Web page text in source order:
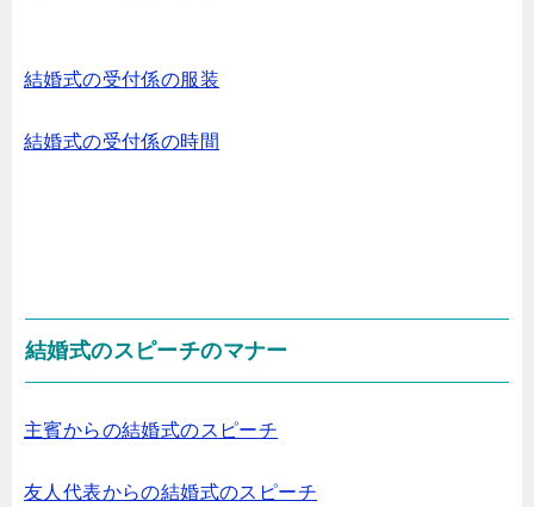
結婚式の受付係の服装
結婚式の受付係の時間
結婚式のスピーチのマナー
主賓からの結婚式のスピーチ
友人代表からの結婚式のスピーチ